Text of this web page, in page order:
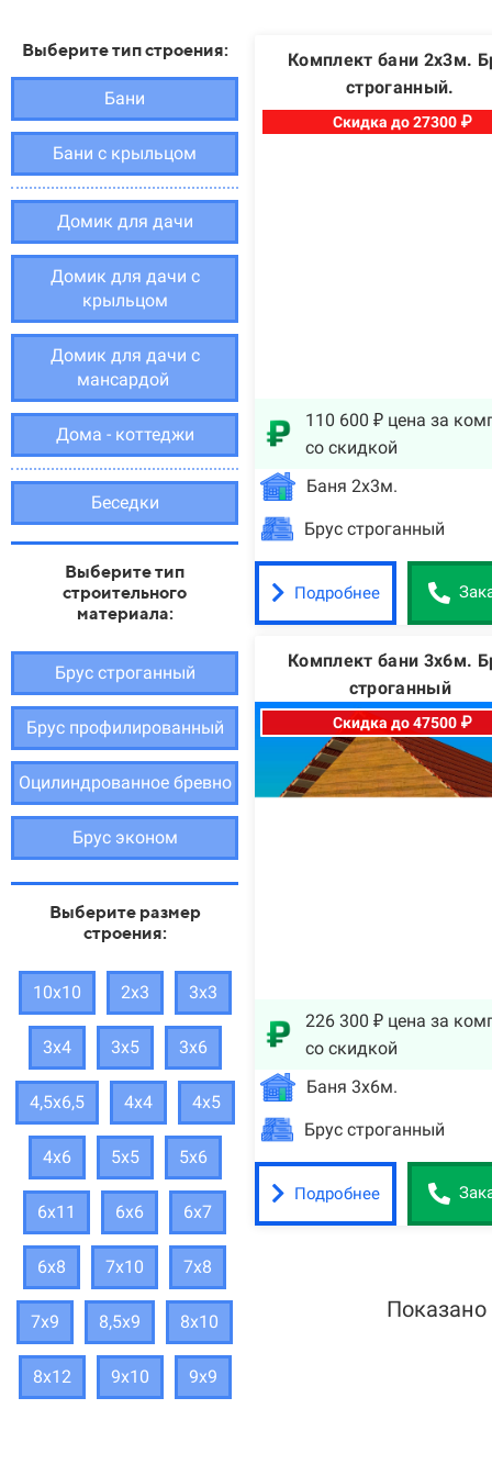
Выберите тип строения:
Бани
Бани с крыльцом
Домик для дачи
Домик для дачи с
крыльцом
Домик для дачи с
мансардой
Дома - коттеджи
Беседки
Выберите тип
строительного
материала:
Брус строганный
Брус профилированный
Оцилиндрованное бревно
Брус эконом
Выберите размер
строения:
10х10 2х3 3х3
3х4 3х5 3х6
4,5х6,5 4х4 4х5
4х6 5х5 5х6
6х11 6х6 6х7
6х8 7х10 7х8
7х9 8,5х9 8х10
8х12 9х10 9х9
Комплект бани 2х3м.
строганный.
Скидка до 27300 ₽
110 600 ₽ цена за
со скидкой
Баня 2х3м.
Брус строганный
Подробнее
Комплект бани 3х6м.
строганный
Скидка до 47500 ₽
226 300 ₽ цена за
со скидкой
Баня 3х6м.
Брус строганный
Подробнее